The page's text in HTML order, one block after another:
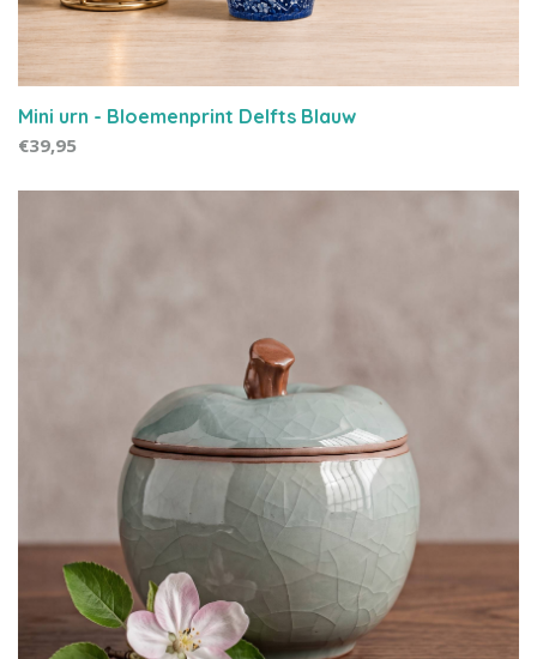
Mini urn - Bloemenprint Delfts Blauw
€39,95